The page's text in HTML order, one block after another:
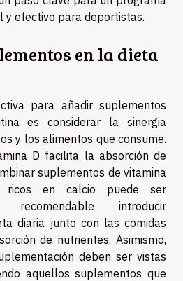
y efectivo para deportistas.
en la dieta
para añadir suplementos
es considerar la sinergia
y los alimentos que consume.
D facilita la absorción de
suplementos de vitamina
ricos en calcio puede ser
recomendable introducir
diaria junto con las comidas
de nutrientes. Asimismo,
deben ser vistas
aquellos suplementos que